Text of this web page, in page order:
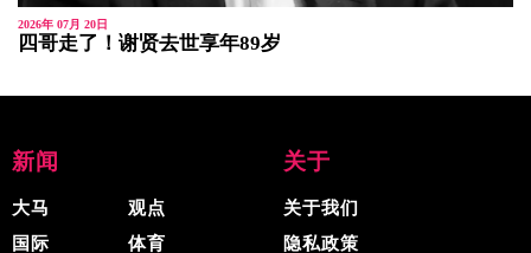
2026年 07月 20日
四哥走了！谢贤去世享年89岁
新闻
大马
国际
观点
体育
关于
关于我们
隐私政策